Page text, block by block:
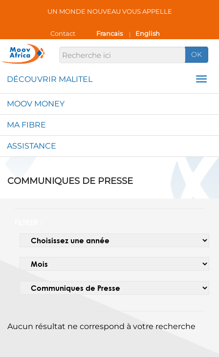
UN MONDE NOUVEAU VOUS APPELLE
Contact Francais | English
OK
MOOV MONEY
MA FIBRE
ASSISTANCE
COMMUNIQUES DE PRESSE
Aucun résultat ne correspond à votre recherche